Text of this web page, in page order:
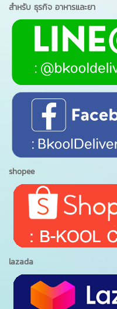
สำหรับ ธุรกิจ อาหารและยา
shopee
lazada